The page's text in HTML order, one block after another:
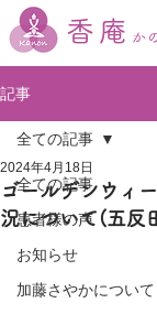
香庵 か
記事
全ての記事
患者様の声
お知らせ
加藤さやかについて
全ての記事
ゴールデンウィ
況について(五反
2024年4月18日